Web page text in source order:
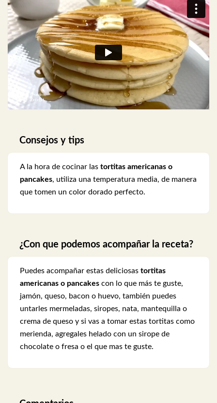
Consejos y tips
A la hora de cocinar las tortitas americanas o
pancakes, utiliza una temperatura media, de manera
que tomen un color dorado perfecto.
¿Con que podemos acompañar la receta?
Puedes acompañar estas deliciosas tortitas
americanas o pancakes con lo que más te guste,
jamón, queso, bacon o huevo, también puedes
untarles mermeladas, siropes, nata, mantequilla o
crema de queso y si vas a tomar estas tortitas como
merienda, agregales helado con un sirope de
chocolate o fresa o el que mas te guste.